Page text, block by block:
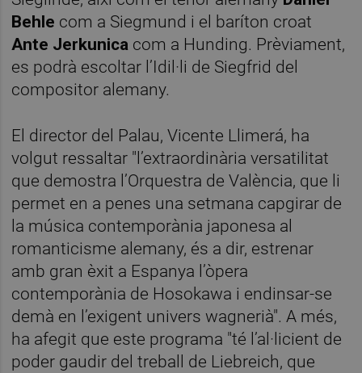
Behle com a Siegmund i el baríton croat
Ante Jerkunica com a Hunding. Prèviament,
es podrà escoltar l’Idil·li de Siegfrid del
compositor alemany.
El director del Palau, Vicente Llimerá, ha
volgut ressaltar "l’extraordinària versatilitat
que demostra l’Orquestra de València, que li
permet en a penes una setmana capgirar de
la música contemporània japonesa al
romanticisme alemany, és a dir, estrenar
amb gran èxit a Espanya l’òpera
contemporània de Hosokawa i endinsar-se
demà en l’exigent univers wagnerià". A més,
ha afegit que este programa "té l’al·licient de
poder gaudir del treball de Liebreich, que